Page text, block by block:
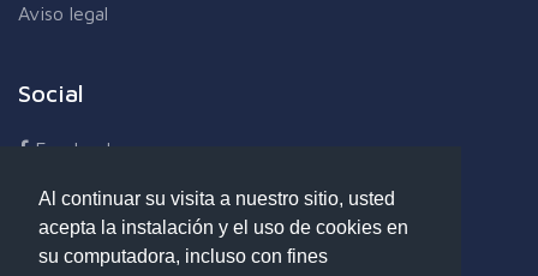
Al continuar su visita a nuestro sitio, usted
acepta la instalación y el uso de cookies en
su computadora, incluso con fines
Aviso legal
Social
Facebook
Linkedin
Google+